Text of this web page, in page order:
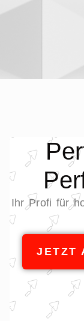
Ihr Profi für
JETZT